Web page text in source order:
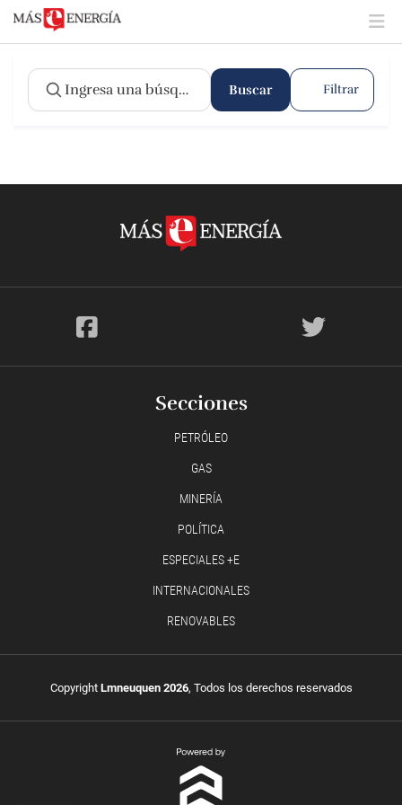
Buscar Filtrar
Secciones
PETRÓLEO
GAS
MINERÍA
POLÍTICA
ESPECIALES +E
INTERNACIONALES
RENOVABLES
Copyright Lmneuquen 2026, Todos los derechos reservados